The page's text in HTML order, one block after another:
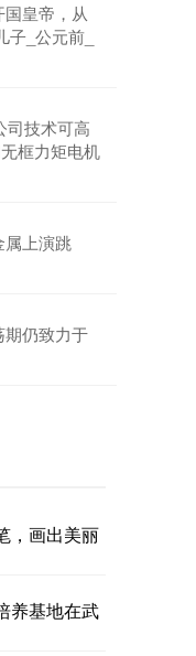
皇帝，从
_公元前_
司技术可高
框力矩电机
属上演跳
仍致力于
，画出美丽
养基地在武